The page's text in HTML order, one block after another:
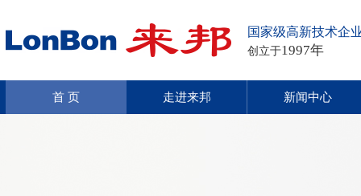
国家级高新技术企
创立于1997年
首 页 走进来邦 新闻中心